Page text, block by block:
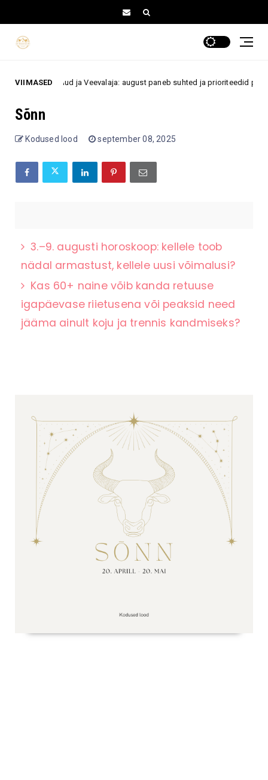
VIIMASED
Kaksikud, Kaalud ja Veevalaja: august paneb suhted ja prioriteedid
Sõnn
Kodused lood september 08, 2025
3.–9. augusti horoskoop: kellele toob
nädal armastust, kellele uusi võimalusi?
Kas 60+ naine võib kanda retuuse
igapäevase riietusena või peaksid need
jääma ainult koju ja trennis kandmiseks?